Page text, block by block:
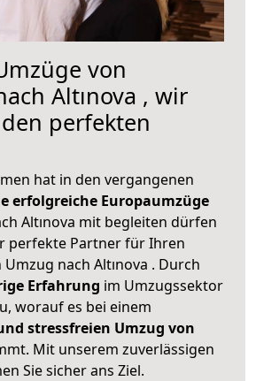
von
Altınova , wir
perfekten
hat in den vergangenen
erfolgreiche Europaumzüge
Altınova mit begleiten dürfen
perfekte Partner für Ihren
nach Altınova . Durch
Erfahrung im Umzugssektor
worauf es bei einem
stressfreien Umzug von
Mit unserem zuverlässigen
Sie sicher ans Ziel.